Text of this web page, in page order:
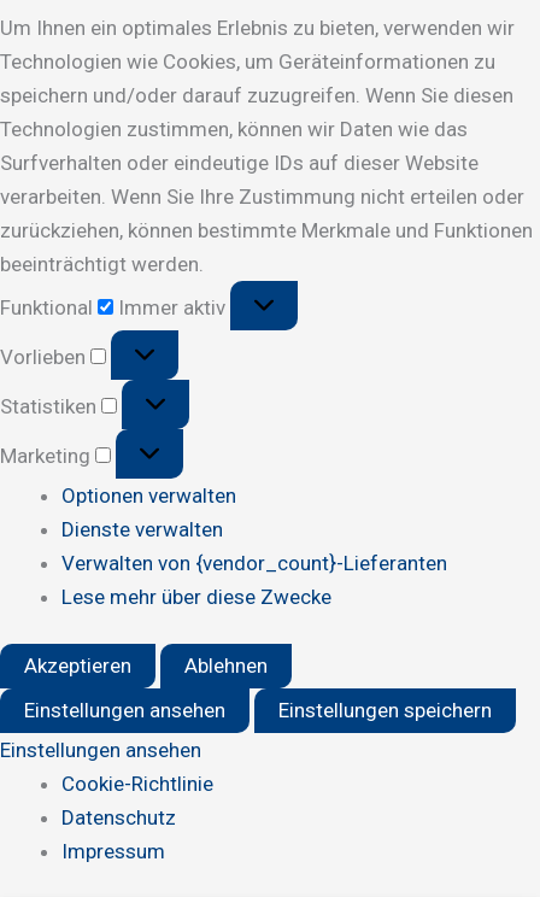
Um Ihnen ein optimales Erlebnis zu bieten, verwenden wir
Technologien wie Cookies, um Geräteinformationen zu
speichern und/oder darauf zuzugreifen. Wenn Sie diesen
Technologien zustimmen, können wir Daten wie das
Surfverhalten oder eindeutige IDs auf dieser Website
verarbeiten. Wenn Sie Ihre Zustimmung nicht erteilen oder
zurückziehen, können bestimmte Merkmale und Funktionen
beeinträchtigt werden.
Funktional
Immer aktiv
Vorlieben
Vorlieben
Statistiken
Statistiken
Marketing
Marketing
Optionen verwalten
Dienste verwalten
Verwalten von {vendor_count}-Lieferanten
Lese mehr über diese Zwecke
Akzeptieren
Ablehnen
Einstellungen ansehen
Einstellungen speichern
Einstellungen ansehen
Cookie-Richtlinie
Datenschutz
Impressum